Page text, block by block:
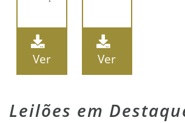
Ver Ver
Leilões em